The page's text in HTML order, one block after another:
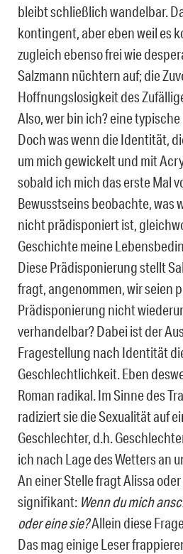
bleibt schließlich wandelbar.
kontingent, aber eben weil es
zugleich ebenso frei wie
Salzmann nüchtern auf; die
Hoffnungslosigkeit des
Also, wer bin ich? eine
Doch was wenn die Identität,
um mich gewickelt und mit
sobald ich mich das erste Mal
Bewusstseins beobachte, was
nicht prädisponiert ist,
Geschichte meine
Diese Prädisponierung stellt
fragt, angenommen, wir seien
Prädisponierung nicht
verhandelbar? Dabei ist der
Fragestellung nach Identität
Geschlechtlichkeit. Eben
Roman radikal. Im Sinne des
radiziert sie die Sexualität auf
Geschlechter, d.h.
ich nach Lage des Wetters an
An einer Stelle fragt Alissa
signifikant: Wenn du mich
oder eine sie?Allein diese
Das mag einige Leser